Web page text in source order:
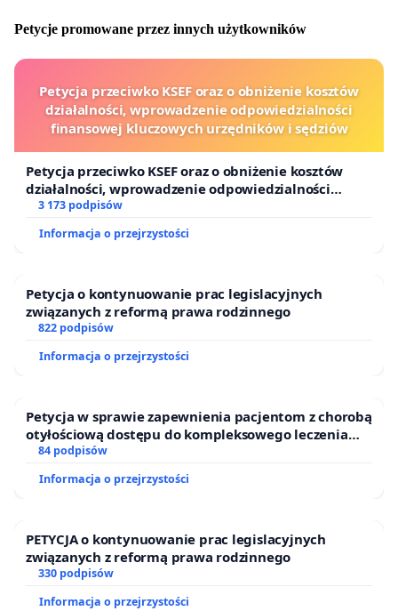
Petycje promowane przez innych użytkowników
Petycja przeciwko KSEF oraz o obniżenie kosztów
działalności, wprowadzenie odpowiedzialności
finansowej kluczowych urzędników i sędziów
Petycja przeciwko KSEF oraz o obniżenie kosztów
działalności, wprowadzenie odpowiedzialności
finansowej kluczowych urzędników i sędziów
3 173 podpisów
Informacja o przejrzystości
Petycja o kontynuowanie prac legislacyjnych
związanych z reformą prawa rodzinnego
822 podpisów
Informacja o przejrzystości
Petycja w sprawie zapewnienia pacjentom z chorobą
otyłościową dostępu do kompleksowego leczenia
oraz programów profilaktycznych.
84 podpisów
Informacja o przejrzystości
PETYCJA o kontynuowanie prac legislacyjnych
związanych z reformą prawa rodzinnego
330 podpisów
Informacja o przejrzystości